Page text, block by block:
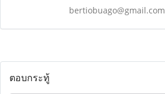
bertiobuago@gmail.com
ตอบกระทู้